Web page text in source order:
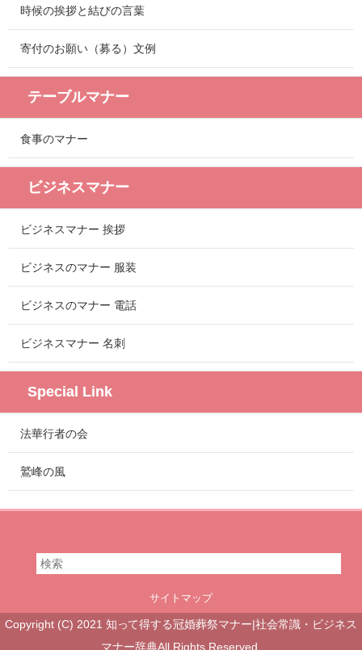
時候の挨拶と結びの言葉
寄付のお願い（募る）文例
テーブルマナー
食事のマナー
ビジネスマナー
ビジネスマナー 挨拶
ビジネスのマナー 服装
ビジネスのマナー 電話
ビジネスマナー 名刺
Special Link
法華行者の会
鷲峰の風
サイトマップ
Copyright (C) 2021 知って得する冠婚葬祭マナー|社会常識・ビジネス
マナー辞典All Rights Reserved.